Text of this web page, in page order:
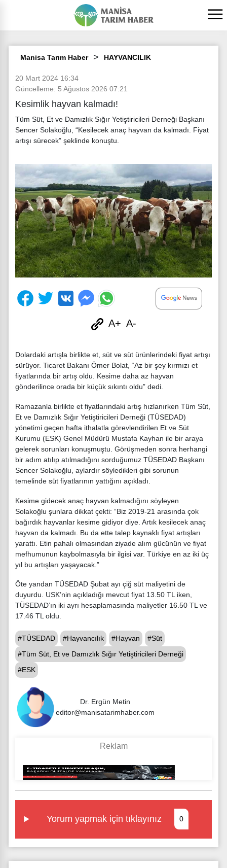
Manisa Tarım Haber HAYVANCILIK
20 Mart 2024 16:34
Güncelleme: 5 Ağustos 2026 07:21
Kesimlik hayvan kalmadı!
Tüm Süt, Et ve Damızlık Sığır Yetiştiricileri Derneği Başkanı
Sencer Solakoğlu, “Kesilecek anaç hayvan da kalmadı. Fiyat
artışı sürecek” şeklinde konuştu.
A+ A-
Dolardaki artışla birlikte et, süt ve süt ürünlerindeki fiyat artışı
sürüyor. Ticaret Bakanı Ömer Bolat, “Az bir şey kırmızı et
fiyatlarında bir artış oldu. Kesime daha az hayvan
gönderilince orada bir küçük sıkıntı oldu” dedi.
Ramazanla birlikte et fiyatlarındaki artış hızlanırken Tüm Süt,
Et ve Damızlık Sığır Yetiştiricileri Derneği (TÜSEDAD)
yönetimi geçen hafta ithalatla görevlendirilen Et ve Süt
Kurumu (ESK) Genel Müdürü Mustafa Kayhan ile bir araya
gelerek sorunları konuşmuştu. Görüşmeden sonra herhangi
bir adım atılıp atılmadığını sorduğumuz TÜSEDAD Başkanı
Sencer Solakoğlu, aylardır söyledikleri gibi sorunun
temelinde süt fiyatlarının yattığını açıkladı.
Kesime gidecek anaç hayvan kalmadığını söyleyen
Solakoğlu şunlara dikkat çekti: “Biz 2019-21 arasında çok
bağırdık hayvanlar kesime gidiyor diye. Artık kesilecek anaç
hayvan da kalmadı. Bu da ette talep kaynaklı fiyat artışları
yarattı. Etin pahalı olmasından ziyade alım gücünün ve fiyat
mefhumunun kaybolmasıyla bir ilgisi var. Türkiye en az iki üç
yıl bu artışları yaşayacak.”
Öte yandan TÜSEDAD Şubat ayı çiğ süt maliyetini de
duyurdu. USK’nin açıkladığı mevcut fiyat 13.50 TL iken,
TÜSEDAD’ın iki ayrı hesaplamasında maliyetler 16.50 TL ve
17.46 TL oldu.
#TÜSEDAD #Hayvancılık #Hayvan
#Süt
#Tüm Süt, Et ve Damızlık Sığır Yetiştiricileri Derneği
#ESK
Dr. Ergün Metin
editor@manisatarimhaber.com
Yorum yapmak için tıklayınız 0